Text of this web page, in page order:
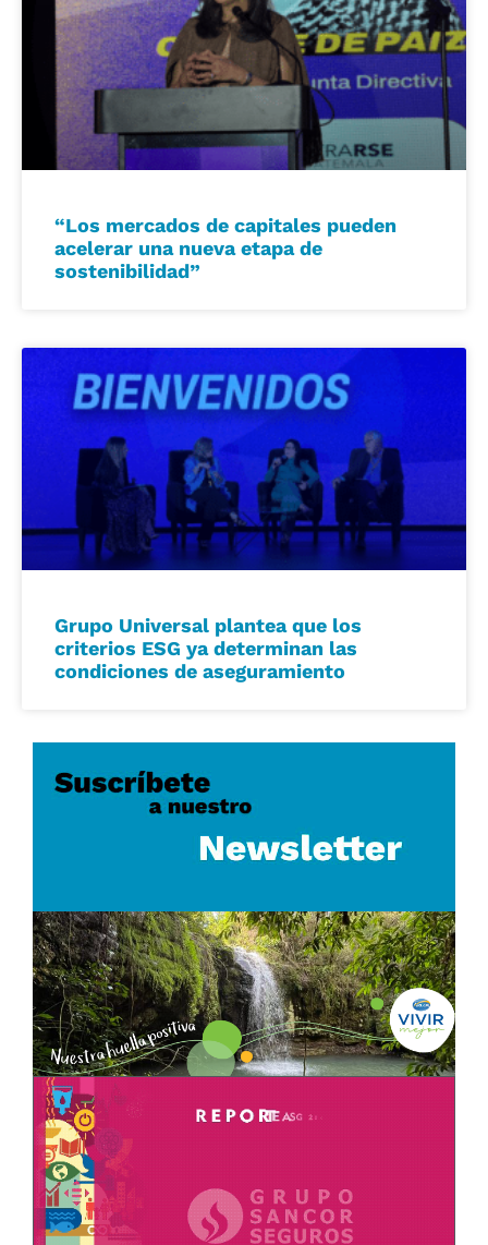
“Los mercados de capitales pueden
acelerar una nueva etapa de
sostenibilidad”
Grupo Universal plantea que los
criterios ESG ya determinan las
condiciones de aseguramiento